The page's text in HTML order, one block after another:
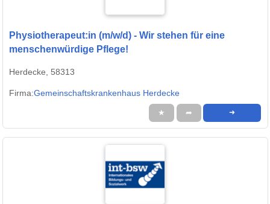
Physiotherapeut:in (m/w/d) - Wir stehen für eine
menschenwürdige Pflege!
Herdecke, 58313
Firma:Gemeinschaftskrankenhaus Herdecke
★ ➦ ➜